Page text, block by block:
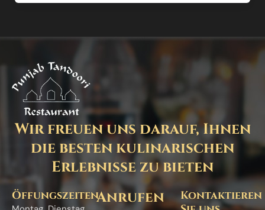
Wir freuen uns darauf, Ihnen
die besten kulinarischen
Erlebnisse zu bieten
ÖffungszeitenAnrufen
Kontaktieren